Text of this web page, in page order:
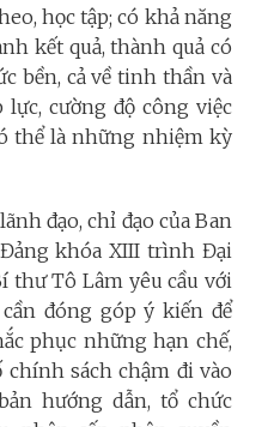
học tập; có khả năng
kết quả, thành quả có
bền, cả về tinh thần và
lực, cường độ công việc
thể là những nhiệm kỳ
đạo, chỉ đạo của Ban
khóa XIII trình Đại
thư Tô Lâm yêu cầu với
đóng góp ý kiến để
phục những hạn chế,
sách chậm đi vào
hướng dẫn, tổ chức